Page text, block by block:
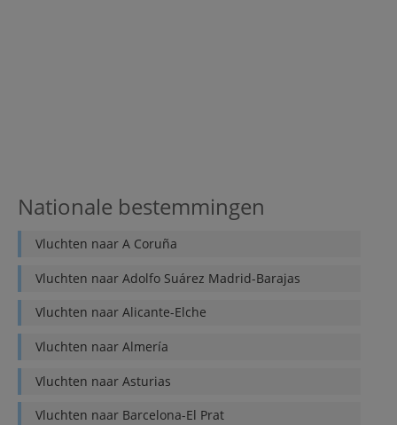
Nationale bestemmingen
Vluchten naar A Coruña
Vluchten naar Adolfo Suárez Madrid-Barajas
Vluchten naar Alicante-Elche
Vluchten naar Almería
Vluchten naar Asturias
Vluchten naar Barcelona-El Prat